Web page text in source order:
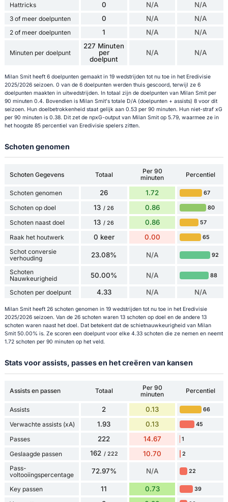
Hattricks 0 N/A N/A
3 of meer doelpunten 0 N/A N/A
2 of meer doelpunten 1 N/A N/A
Minuten per doelpunt
227 Minuten
per
doelpunt
N/A N/A
Milan Smit heeft 6 doelpunten gemaakt in 19 wedstrijden tot nu toe in het Eredivisie
2025/2026 seizoen. 0 van de 6 doelpunten werden thuis gescoord, terwijl ze 6
doelpunten maakten in uitwedstrijden. In totaal zijn de doelpunten van Milan Smit per
90 minuten 0.4. Bovendien is Milan Smit's totale D/A (doelpunten + assists) 8 voor dit
seizoen. Hun doelbetrokkenheid staat gelijk aan 0.53 per 90 minuten. Hun niet-straf xG
per 90 minuten is 0.38. Dit zet de npxG-output van Milan Smit op 5.79, waarmee ze in
het hoogste 85 percentiel van Eredivisie spelers zitten.
Schoten genomen
Schoten Gegevens Totaal
Per 90
minuten
Percentiel
Schoten genomen 26 1.72 67
Schoten op doel 13 / 26 0.86 80
Schoten naast doel 13 / 26 0.86 57
Raak het houtwerk 0 keer 0.00 65
Schot conversie
verhouding
23.08% N/A 92
Schoten
Nauwkeurigheid
50.00% N/A 88
Schoten per doelpunt 4.33 N/A N/A
Milan Smit heeft 26 schoten genomen in 19 wedstrijden tot nu toe in het Eredivisie
2025/2026 seizoen. Van de 26 schoten waren 13 schoten op doel en de andere 13
schoten waren naast het doel. Dat betekent dat de schietnauwkeurigheid van Milan
Smit 50.00% is. Ze scoren een doelpunt voor elke 4.33 schoten die ze nemen en neemt
1.72 schoten per 90 minuten op het veld.
Stats voor assists, passes en het creëren van kansen
Assists en passen Totaal
Per 90
minuten
Percentiel
Assists 2 0.13 66
Verwachte assists (xA) 1.93 0.13 45
Passes 222 14.67 1
Geslaagde passen 162 / 222 10.70 2
Pass-
voltooiingspercentage
72.97% N/A 22
Key passen 11 0.73 39